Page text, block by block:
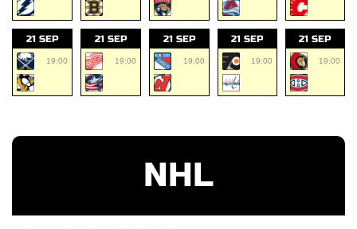
21 SEP
19:00
21 SEP
19:00
21 SEP
19:00
21 SEP
19:00
21 SEP
19:00
NHL